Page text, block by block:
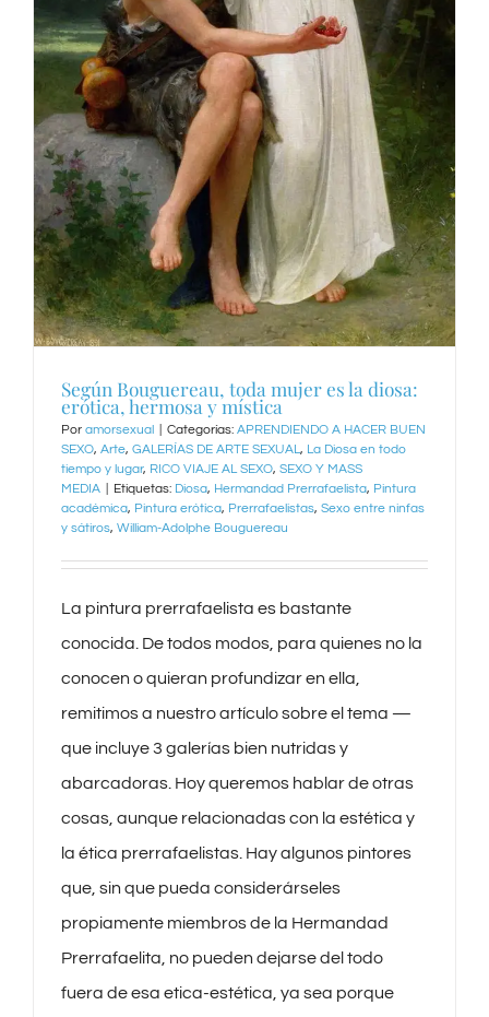
Según Bouguereau, toda mujer es la diosa:
erótica, hermosa y mística
Por amorsexual Categorías: APRENDIENDO A HACER BUEN
SEXO, Arte, GALERÍAS DE ARTE SEXUAL , La Diosa en todo
tiempo y lugar, RICO VIAJE AL SEXO, SEXO Y MASS
MEDIA
Etiquetas: Diosa, Hermandad Prerrafaelista, Pintura
académica, Pintura erótica, Prerrafaelistas, Sexo entre ninfas
y sátiros, William-Adolphe Bouguereau
La pintura prerrafaelista es bastante
conocida. De todos modos, para quienes no la
conocen o quieran profundizar en ella,
remitimos a nuestro artículo sobre el tema —
que incluye 3 galerías bien nutridas y
abarcadoras. Hoy queremos hablar de otras
cosas, aunque relacionadas con la estética y
la ética prerrafaelistas. Hay algunos pintores
que, sin que pueda considerárseles
propiamente miembros de la Hermandad
Prerrafaelita, no pueden dejarse del todo
fuera de esa etica-estética, ya sea porque